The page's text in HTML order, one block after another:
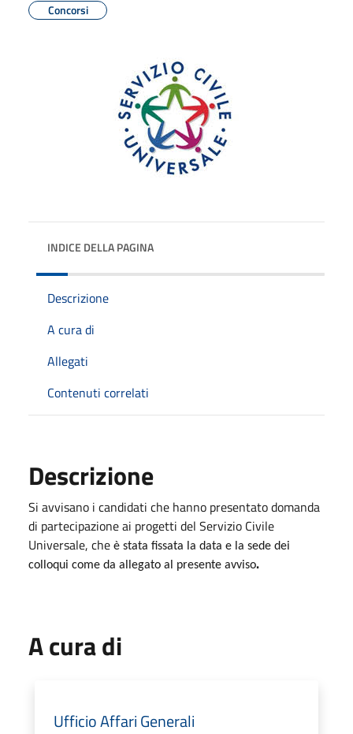
Concorsi
INDICE DELLA PAGINA
Descrizione
A cura di
Allegati
Contenuti correlati
Descrizione
Si avvisano i candidati che hanno presentato domanda
di partecipazione ai progetti del Servizio Civile
Universale, che è stata fissata la data e la sede dei
colloqui come da allegato al presente avviso.
A cura di
Ufficio Affari Generali